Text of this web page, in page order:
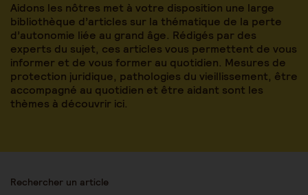
Aidons les nôtres met à votre disposition une large
bibliothèque d’articles sur la thématique de la perte
d’autonomie liée au grand âge. Rédigés par des
experts du sujet, ces articles vous permettent de vous
informer et de vous former au quotidien. Mesures de
protection juridique, pathologies du vieillissement, être
accompagné au quotidien et être aidant sont les
thèmes à découvrir ici.
Rechercher un article